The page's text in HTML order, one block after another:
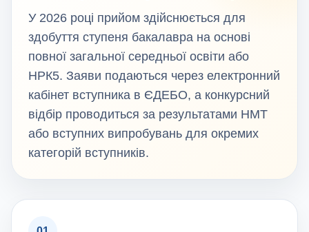
У 2026 році прийом здійснюється для
здобуття ступеня бакалавра на основі
повної загальної середньої освіти або
НРК5. Заяви подаються через електронний
кабінет вступника в ЄДЕБО, а конкурсний
відбір проводиться за результатами НМТ
або вступних випробувань для окремих
категорій вступників.